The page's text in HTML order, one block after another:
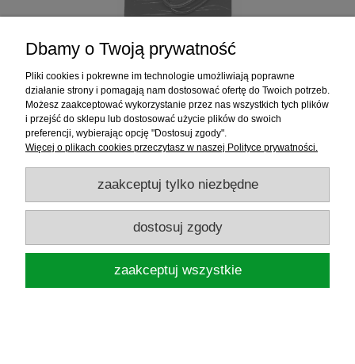
BLACK CAT HACZYKI SUMOWE MEGA
HOOK 8/0BN 4348800
26,99 zł
powiadom o dostępności
Dbamy o Twoją prywatność
Pliki cookies i pokrewne im technologie umożliwiają poprawne
działanie strony i pomagają nam dostosować ofertę do Twoich potrzeb.
Możesz zaakceptować wykorzystanie przez nas wszystkich tych plików
i przejść do sklepu lub dostosować użycie plików do swoich
preferencji, wybierając opcję "Dostosuj zgody".
Więcej o plikach cookies przeczytasz w naszej Polityce prywatności.
zaakceptuj tylko niezbędne
dostosuj zgody
zaakceptuj wszystkie